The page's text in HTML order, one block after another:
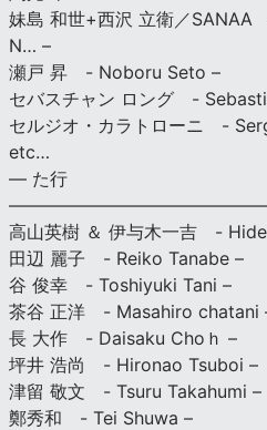
妹島 和世+西沢 立衛／
N… –
瀬戸 昇 - Noboru Seto –
セバスチャン ロング -
セルジオ・カラトローニ -
etc…
— た行
高山英樹 ＆ 伊与木一吉 -
田辺 麗子 - Reiko Tanabe –
谷 俊幸 - Toshiyuki Tani –
茶谷 正洋 - Masahiro chatani
長 大作 - Daisaku Choｈ –
坪井 浩尚 - Hironao Tsuboi –
津留 敬文 - Tsuru Takahumi –
鄭秀和 - Tei Shuwa –